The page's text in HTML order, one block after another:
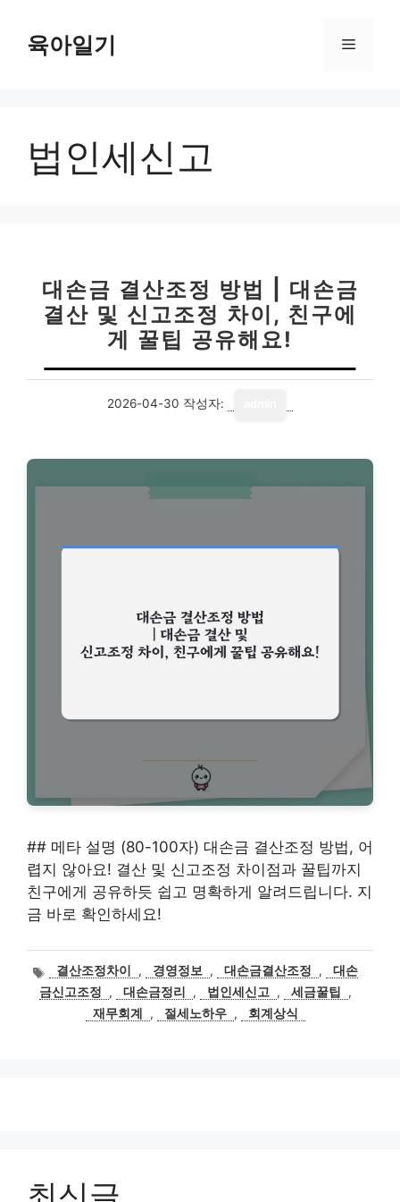
육아일기 메
법인세신고
대손금 결산조정 방법 | 대손금
결산 및 신고조정 차이, 친구에
게 꿀팁 공유해요!
2026-04-30 작성자:
## 메타 설명 (80-100자) 대손금 결산조정 방법, 어
렵지 않아요! 결산 및 신고조정 차이점과 꿀팁까지
친구에게 공유하듯 쉽고 명확하게 알려드립니다. 지
금 바로 확인하세요!
태
그
결산조정차이 , 경영정보 , 대손금결산조정 ,
대손
금신고조정
, 대손금정리 , 법인세신고 , 세금꿀팁
,
재무회계
, 절세노하우 , 회계상식